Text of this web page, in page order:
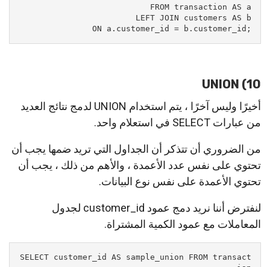
;ON a.customer_id = b.customer_id
10) UNION
أخيرًا وليس آخرًا ، يتم استخدام UNION لدمج نتائج العديد
من عبارات SELECT في استعلام واحد.
من الضروري أن تتذكر أن الجداول التي تريد ضمها يجب أن
تحتوي على نفس عدد الأعمدة ، والأهم من ذلك ، يجب أن
تحتوي الأعمدة على نفس نوع البيانات.
لنفترض أننا نريد دمج عمود customer_id لجدول
المعاملات مع عمود الكمية المشتراة.
SELECT customer_id AS sample_union FROM transact